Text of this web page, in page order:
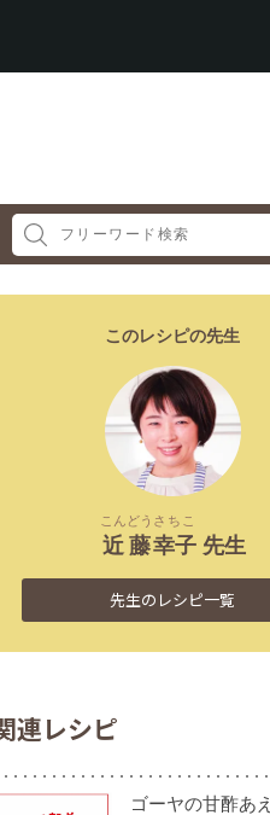
このレシピの先生
近藤
こんどう
幸子
さちこ
先生
先生のレシピ一覧
連レシピ
ゴーヤの甘酢あえ